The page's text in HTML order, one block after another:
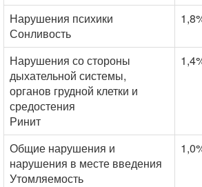
Нарушения психики
Сонливость
Нарушения со стороны
дыхательной системы,
органов грудной клетки и
средостения
Ринит
Общие нарушения и
нарушения в месте введения
Утомляемость